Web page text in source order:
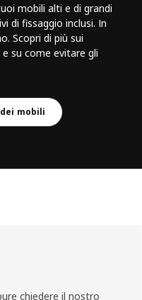
mobili alti e di grandi
di fissaggio inclusi. In
Scopri di più sui
su come evitare gli
mobili
chiedere il nostro